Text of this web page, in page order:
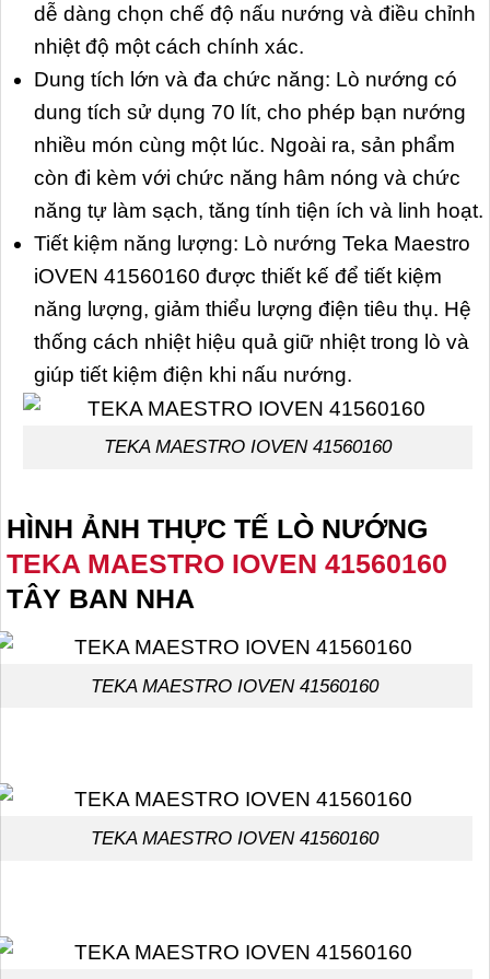
dễ dàng chọn chế độ nấu nướng và điều chỉnh
nhiệt độ một cách chính xác.
Dung tích lớn và đa chức năng: Lò nướng có
dung tích sử dụng 70 lít, cho phép bạn nướng
nhiều món cùng một lúc. Ngoài ra, sản phẩm
còn đi kèm với chức năng hâm nóng và chức
năng tự làm sạch, tăng tính tiện ích và linh hoạt.
Tiết kiệm năng lượng: Lò nướng Teka Maestro
iOVEN 41560160 được thiết kế để tiết kiệm
năng lượng, giảm thiểu lượng điện tiêu thụ. Hệ
thống cách nhiệt hiệu quả giữ nhiệt trong lò và
giúp tiết kiệm điện khi nấu nướng.
TEKA MAESTRO IOVEN 41560160
HÌNH ẢNH THỰC TẾ LÒ NƯỚNG
TEKA MAESTRO IOVEN 41560160
TÂY BAN NHA
TEKA MAESTRO IOVEN 41560160
TEKA MAESTRO IOVEN 41560160